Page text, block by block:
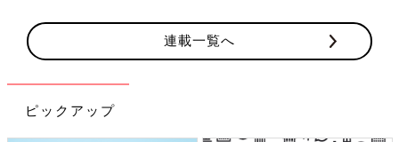
連載一覧へ
ピックアップ